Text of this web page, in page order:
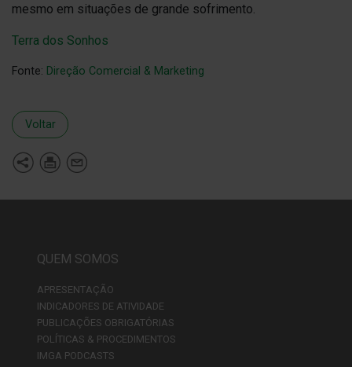
mesmo em situações de grande sofrimento.
Terra dos Sonhos
Fonte: Direção Comercial & Marketing
Voltar
QUEM SOMOS
APRESENTAÇÃO
INDICADORES DE ATIVIDADE
PUBLICAÇÕES OBRIGATÓRIAS
POLÍTICAS & PROCEDIMENTOS
IMGA PODCASTS